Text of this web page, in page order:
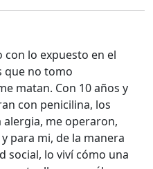
lo expuesto en el
que no tomo
matan. Con 10 años y
con penicilina, los
me operaron,
para mi, de la manera
social, lo viví cómo una